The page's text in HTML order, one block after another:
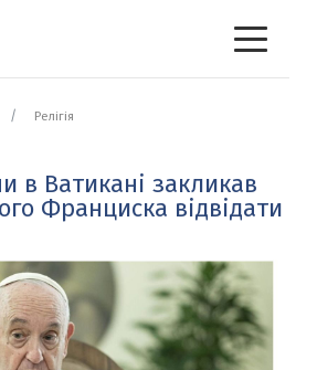
Релігія
в Ватикані закликав
Франциска відвідати